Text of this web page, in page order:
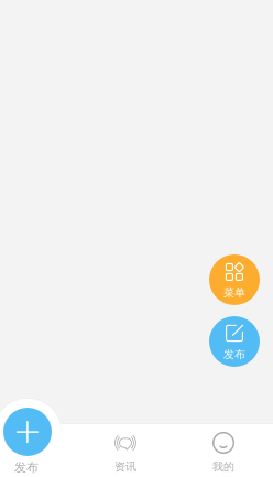

菜单

发布

发布

资讯

我的